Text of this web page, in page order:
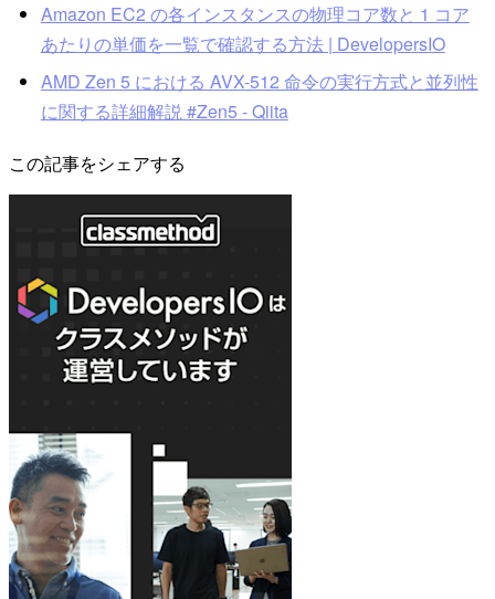
Amazon EC2 の各インスタンスの物理コア数と 1 コア
あたりの単価を一覧で確認する方法 | DevelopersIO
AMD Zen 5 における AVX-512 命令の実行方式と並列性
に関する詳細解説 #Zen5 - Qiita
この記事をシェアする